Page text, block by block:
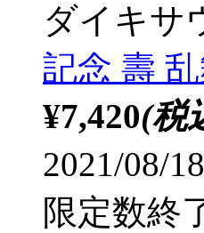
ダイキサ
記念 壽
¥7,420(税
2021/08/
限定数終